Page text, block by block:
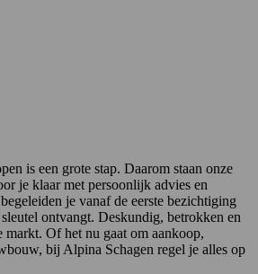
is een grote stap. Daarom staan onze
je klaar met persoonlijk advies en
je vanaf de eerste bezichtiging
ontvangt. Deskundig, betrokken en
markt. Of het nu gaat om aankoop,
bij Alpina Schagen regel je alles op